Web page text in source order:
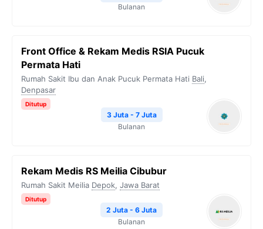
Bulanan
Front Office & Rekam Medis RSIA Pucuk
Permata Hati
Rumah Sakit Ibu dan Anak Pucuk Permata Hati Bali,
Denpasar
Ditutup
3 Juta - 7 Juta
Bulanan
Rekam Medis RS Meilia Cibubur
Rumah Sakit Meilia Depok, Jawa Barat
Ditutup
2 Juta - 6 Juta
Bulanan